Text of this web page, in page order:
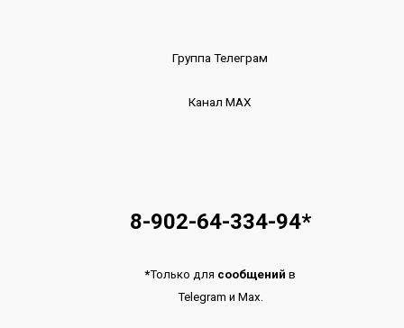
Группа Телеграм
Канал МАХ
8-902-64-334-94*
*Только для сообщений в
Telegram и Max.